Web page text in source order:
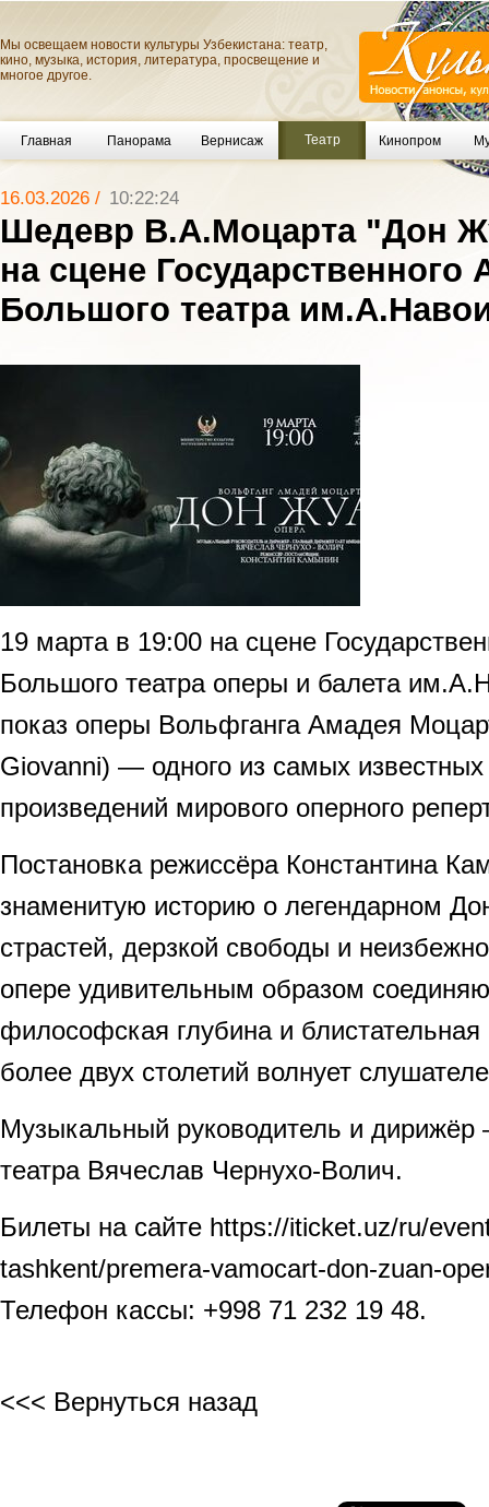
Мы освещаем новости культуры Узбекистана: театр,
кино, музыка, история, литература, просвещение и
многое другое.
Главная Панорама Вернисаж Театр Кинопром
16.03.2026 / 10:22:24
Шедевр В.А.Моцарта "Дон
на сцене Государственного
Большого театра
19 марта в 19:00 на сцене
Большого театра оперы и балета
показ оперы Вольфганга Амадея
Giovanni) — одного из самых известных
произведений мирового оперного
Постановка режиссёра Константина
знаменитую историю о легендарном
страстей, дерзкой свободы и
опере удивительным образом
философская глубина и
более двух столетий волнует
Музыкальный руководитель и
театра Вячеслав Чернухо-Волич.
Билеты на сайте https://iticket.uz/ru/
tashkent/premera-vamocart-don-zuan-
Телефон кассы: +998 71 232 19 48.
<<< Вернуться назад